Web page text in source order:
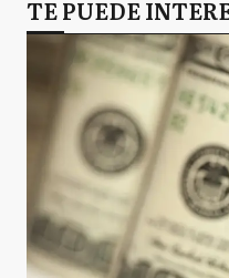
TE PUEDE